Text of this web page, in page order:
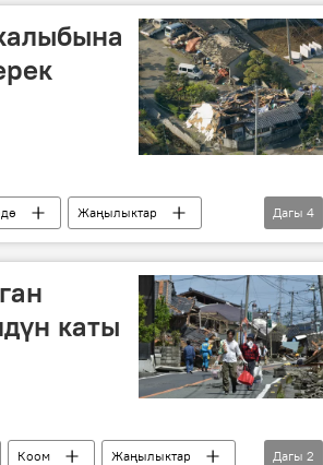
Жаңылыктар
Дагы 4
каты
Коом
Жаңылыктар
Дагы 2